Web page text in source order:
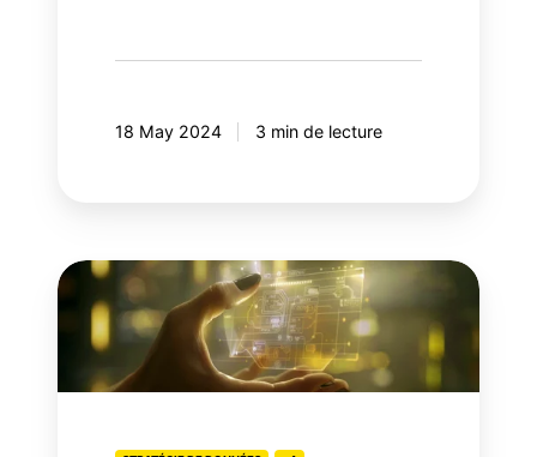
18 May 2024 3 min de lecture
Du
cookie
millefeuille:
6